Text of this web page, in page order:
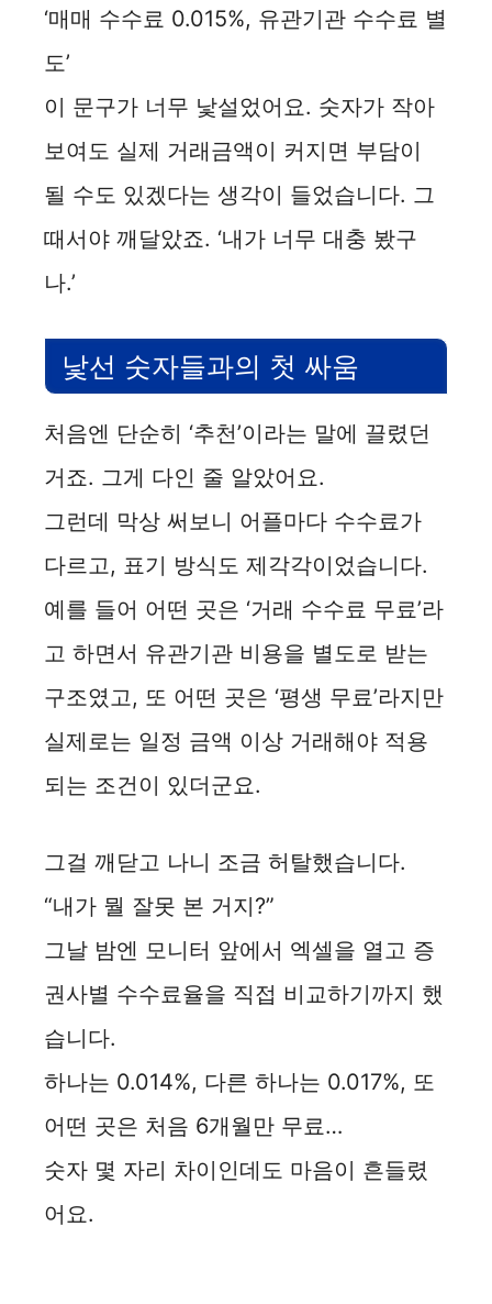
‘매매 수수료 0.015%, 유관기관 수수료 별
도’
이 문구가 너무 낯설었어요. 숫자가 작아
보여도 실제 거래금액이 커지면 부담이
될 수도 있겠다는 생각이 들었습니다. 그
때서야 깨달았죠. ‘내가 너무 대충 봤구
나.’
낯선 숫자들과의 첫 싸움
처음엔 단순히 ‘추천’이라는 말에 끌렸던
거죠. 그게 다인 줄 알았어요.
그런데 막상 써보니 어플마다 수수료가
다르고, 표기 방식도 제각각이었습니다.
예를 들어 어떤 곳은 ‘거래 수수료 무료’라
고 하면서 유관기관 비용을 별도로 받는
구조였고, 또 어떤 곳은 ‘평생 무료’라지만
실제로는 일정 금액 이상 거래해야 적용
되는 조건이 있더군요.
그걸 깨닫고 나니 조금 허탈했습니다.
“내가 뭘 잘못 본 거지?”
그날 밤엔 모니터 앞에서 엑셀을 열고 증
권사별 수수료율을 직접 비교하기까지 했
습니다.
하나는 0.014%, 다른 하나는 0.017%, 또
어떤 곳은 처음 6개월만 무료…
숫자 몇 자리 차이인데도 마음이 흔들렸
어요.